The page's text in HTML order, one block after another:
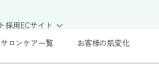
採用ECサイト
サロンケア一覧 お客様の肌変化